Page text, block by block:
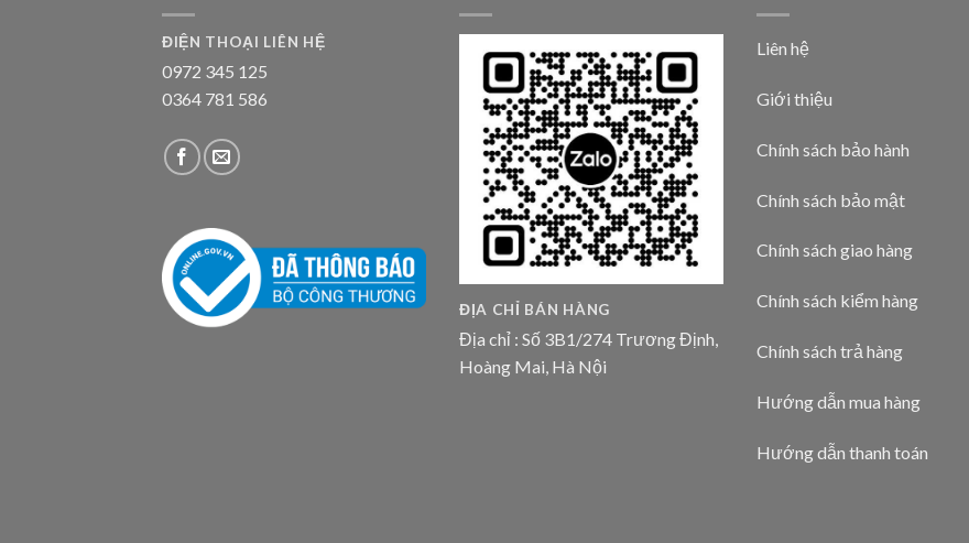
ĐIỆN THOẠI LIÊN HỆ
0972 345 125
0364 781 586
ĐỊA CHỈ BÁN HÀNG
Địa chỉ : Số 3B1/274 Trương Định,
Hoàng Mai, Hà Nội
Liên hệ
Giới thiệu
Chính sách bảo hành
Chính sách bảo mật
Chính sách giao hàng
Chính sách kiểm hàng
Chính sách trả hàng
Hướng dẫn mua hàng
Hướng dẫn thanh toán